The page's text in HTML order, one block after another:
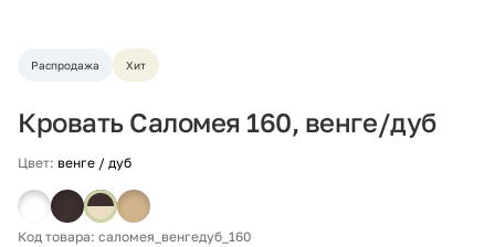
Распродажа Хит
Кровать Саломея 160, венге/дуб
Цвет: венге / дуб
Код товара: саломея_венгедуб_160